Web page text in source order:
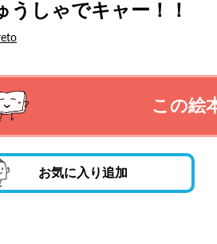
うしゃでキャー！！
この絵
お気に入り追加